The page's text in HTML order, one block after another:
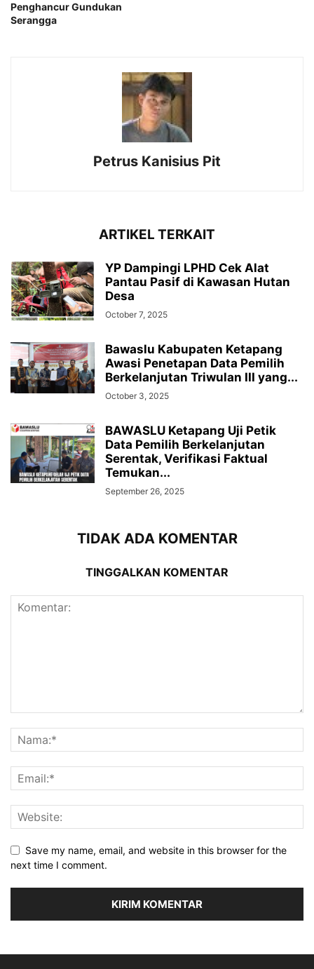
Penghancur Gundukan
Serangga
Petrus Kanisius Pit
ARTIKEL TERKAIT
YP Dampingi LPHD Cek Alat
Pantau Pasif di Kawasan Hutan
Desa
October 7, 2025
Bawaslu Kabupaten Ketapang
Awasi Penetapan Data Pemilih
Berkelanjutan Triwulan III yang...
October 3, 2025
BAWASLU Ketapang Uji Petik
Data Pemilih Berkelanjutan
Serentak, Verifikasi Faktual
Temukan...
September 26, 2025
TIDAK ADA KOMENTAR
TINGGALKAN KOMENTAR
Save my name, email, and website in this browser for the
next time I comment.